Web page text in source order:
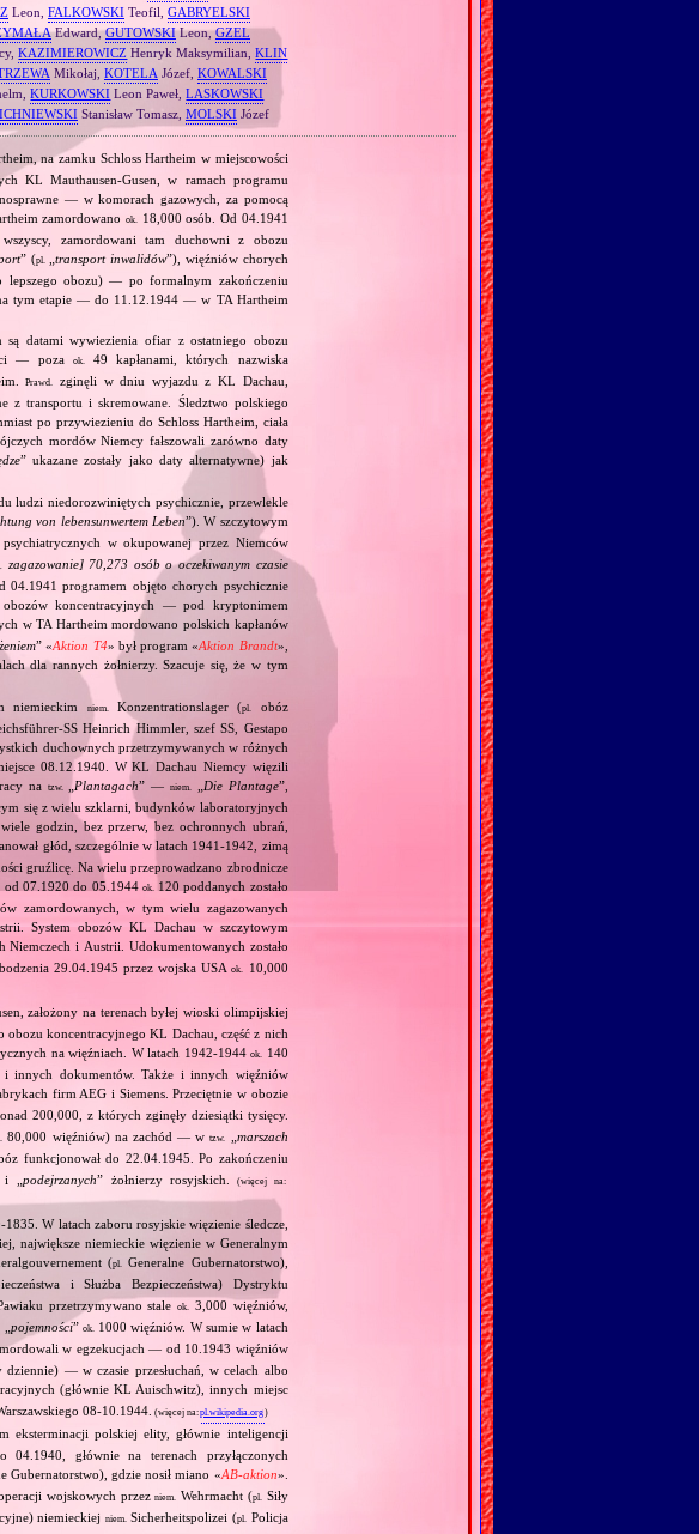
Leon, FALKOWSKITeofil, GABRYELSKI
Edward,GUTOWSKILeon,GZEL
KAZIMIEROWICZ Henryk Maksymilian,KLIN
Mikołaj, KOTELA Józef, KOWALSKI
KURKOWSKI Leon Paweł,LASKOWSKI
Stanisław Tomasz, MOLSKI Józef
na zamku Schloss Hartheim w miejscowości
KL Mauthausen‐Gusen, w ramach programu
— w komorach gazowych, za pomocą
zamordowanook.
18,000 osób. Od 04.1941
zamordowani tam duchowni z obozu
” (pl. „transport inwalidów”), więźniów chorych
lepszego obozu) — po formalnym zakończeniu
tym etapie — do 11.12.1944 — w TA Hartheim
datami wywiezienia ofiar z ostatniego obozu
— poza
ok.
49 kapłanami, których nazwiska
Prawd.
zginęli w dniu wyjazdu z KL Dachau,
z transportu i skremowane. Śledztwo polskiego
po przywiezieniu do Schloss Hartheim, ciała
mordów Niemcy fałszowali zarówno daty
” ukazane zostały jako daty alternatywne) jak
ludzi niedorozwiniętych psychicznie, przewlekle
von lebensunwertem Leben”). W szczytowym
w okupowanej przez Niemców
zagazowanie] 70,273 osób o oczekiwanym czasie
04.1941 programem objęto chorych psychicznie
koncentracyjnych — pod kryptonimem
w TA Hartheim mordowano polskich kapłanów
” «Aktion T4» był program «Aktion Brandt»,
dla rannych żołnierzy. Szacuje się, że w tym
niemieckim niem. Konzentrationslager (pl.
obóz
Heinrich Himmler, szef SS, Gestapo
duchownych przetrzymywanych w różnych
08.12.1940. W KL Dachau Niemcy więzili
na tzw. Plantagach” —niem. Die Plantage”,
się z wielu szklarni, budynków laboratoryjnych
godzin, bez przerw, bez ochronnych ubrań,
głód, szczególnie w latach 1941‐1942, zimą
gruźlicę. Na wielu przeprowadzano zbrodnicze
od 07.1920 do 05.1944 ok.
120 poddanych zostało
zamordowanych, w tym wielu zagazowanych
System obozów KL Dachau w szczytowym
i Austrii. Udokumentowanych zostało
29.04.1945 przez wojska USAok.
10,000
założony na terenach byłej wioski olimpijskiej
obozu koncentracyjnego KL Dachau, część z nich
na więźniach. W latach 1942‐1944ok.
140
i innych dokumentów. Także i innych więźniów
firm AEG i Siemens. Przeciętnie w obozie
200,000, z których zginęły dziesiątki tysięcy.
80,000 więźniów) na zachód — wtzw.
marszach
funkcjonował do 22.04.1945. Po zakończeniu
„ podejrzanych” żołnierzy rosyjskich.
(więcej na:
W latach zaboru rosyjskie więzienie śledcze,
największe niemieckie więzienie w Generalnym
(pl.
Generalne Gubernatorstwo),
i Służba Bezpieczeństwa) Dystryktu
przetrzymywano staleok.
3,000 więźniów,
pojemności” ok.
1000 więźniów. W sumie w latach
w egzekucjach — od 10.1943 więźniów
— w czasie przesłuchań, w celach albo
(głównie KL Auischwitz), innych miejsc
08‐10.1944. (więcej na:pl.wikipedia.org)
eksterminacji polskiej elity, głównie inteligencji
głównie na terenach przyłączonych
Gubernatorstwo), gdzie nosił miano «AB‐aktion».
wojskowych przezniem. Wehrmacht (pl.
Siły
niemieckiej niem. Sicherheitspolizei (pl.
Policja